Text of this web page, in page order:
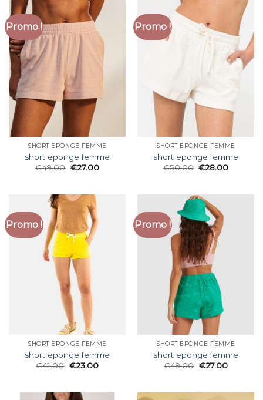
Promo !
SHORT EPONGE FEMME
short eponge femme
€49.00 €27.00
Promo !
SHORT EPONGE FEMME
short eponge femme
€50.00 €28.00
Promo !
SHORT EPONGE FEMME
short eponge femme
€41.00 €23.00
Promo !
SHORT EPONGE FEMME
short eponge femme
€49.00 €27.00